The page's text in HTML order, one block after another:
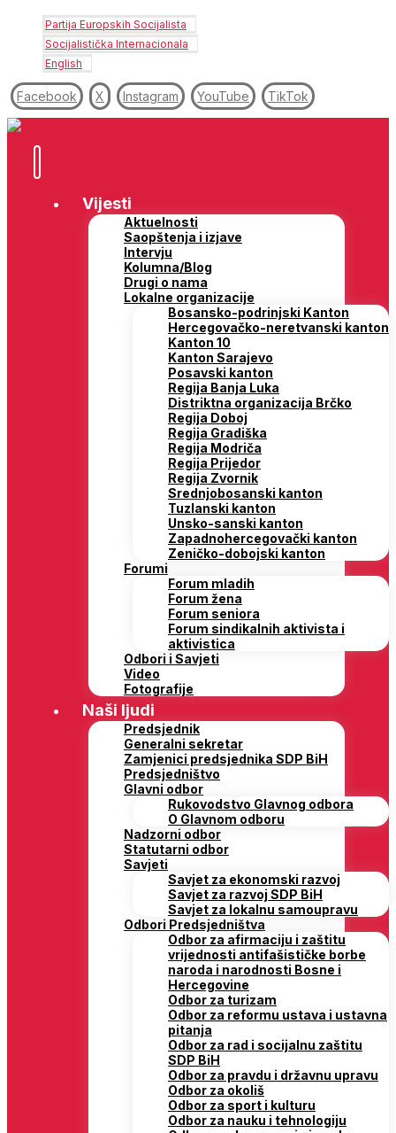
Partija Europskih Socijalista
Socijalistička Internacionala
English
Facebook X Instagram YouTube TikTok
Vijesti
Aktuelnosti
Saopštenja i izjave
Intervju
Kolumna/Blog
Drugi o nama
Lokalne organizacije
Bosansko-podrinjski Kanton
Hercegovačko-neretvanski kanton
Kanton 10
Kanton Sarajevo
Posavski kanton
Regija Banja Luka
Distriktna organizacija Brčko
Regija Doboj
Regija Gradiška
Regija Modriča
Regija Prijedor
Regija Zvornik
Srednjobosanski kanton
Tuzlanski kanton
Unsko-sanski kanton
Zapadnohercegovački kanton
Zeničko-dobojski kanton
Forumi
Forum mladih
Forum žena
Forum seniora
Forum sindikalnih aktivista i
aktivistica
Odbori i Savjeti
Video
Fotografije
Naši ljudi
Predsjednik
Generalni sekretar
Zamjenici predsjednika SDP BiH
Predsjedništvo
Glavni odbor
Rukovodstvo Glavnog odbora
O Glavnom odboru
Nadzorni odbor
Statutarni odbor
Savjeti
Savjet za ekonomski razvoj
Savjet za razvoj SDP BiH
Savjet za lokalnu samoupravu
Odbori Predsjedništva
Odbor za afirmaciju i zaštitu
vrijednosti antifašističke borbe
naroda i narodnosti Bosne i
Hercegovine
Odbor za turizam
Odbor za reformu ustava i ustavna
pitanja
Odbor za rad i socijalnu zaštitu
SDP BiH
Odbor za pravdu i državnu upravu
Odbor za okoliš
Odbor za sport i kulturu
Odbor za nauku i tehnologiju